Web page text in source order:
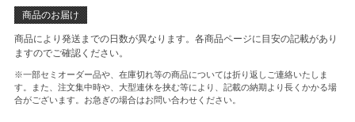
商品のお届け
商品により発送までの日数が異なります。各商品ページに目安の記載があり
ますのでご確認ください。
※一部セミオーダー品や、在庫切れ等の商品については折り返しご連絡いたしま
す。また、注文集中時や、大型連休を挟む等により、記載の納期より長くかかる場
合がございます。お急ぎの場合はお問い合わせください。